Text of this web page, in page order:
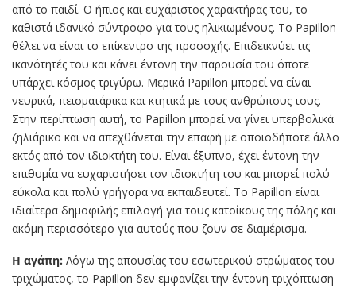
από το παιδί. Ο ήπιος και ευχάριστος χαρακτήρας του, το
καθιστά ιδανικό σύντροφο για τους ηλικιωμένους. Το Papillon
θέλει να είναι το επίκεντρο της προσοχής. Επιδεικνύει τις
ικανότητές του και κάνει έντονη την παρουσία του όποτε
υπάρχει κόσμος τριγύρω. Μερικά Papillon μπορεί να είναι
νευρικά, πεισματάρικα και κτητικά με τους ανθρώπους τους.
Στην περίπτωση αυτή, το Papillon μπορεί να γίνει υπερβολικά
ζηλιάρικο και να απεχθάνεται την επαφή με οποιοδήποτε άλλο
εκτός από τον ιδιοκτήτη του. Είναι έξυπνο, έχει έντονη την
επιθυμία να ευχαριστήσει τον ιδιοκτήτη του και μπορεί πολύ
εύκολα και πολύ γρήγορα να εκπαιδευτεί. Το Papillon είναι
ιδιαίτερα δημοφιλής επιλογή για τους κατοίκους της πόλης και
ακόμη περισσότερο για αυτούς που ζουν σε διαμέρισμα.
Η αγάπη: Λόγω της απουσίας του εσωτερικού στρώματος του
τριχώματος, το Papillon δεν εμφανίζει την έντονη τριχόπτωση